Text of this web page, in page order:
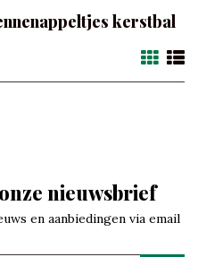
kerstbal
nieuwsbrief
en aanbiedingen via email